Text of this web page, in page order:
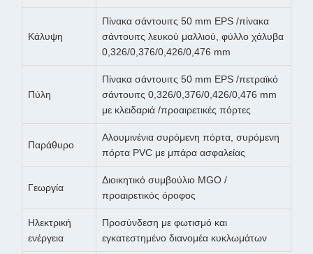
Κάλυψη
Πίνακα σάντουιτς 50 mm EPS /πίνακα
σάντουιτς λευκού μαλλιού, φύλλο χάλυβα
0,326/0,376/0,426/0,476 mm
Πύλη
Πίνακα σάντουιτς 50 mm EPS /πετραϊκό
σάντουιτς 0,326/0,376/0,426/0,476 mm
με κλειδαριά /προαιρετικές πόρτες
Παράθυρο
Αλουμινένια συρόμενη πόρτα, συρόμενη
πόρτα PVC με μπάρα ασφαλείας
Γεωργία
Διοικητικό συμβούλιο MGO /
προαιρετικός όροφος
Ηλεκτρική
ενέργεια
Προσύνδεση με φωτισμό και
εγκατεστημένο διανομέα κυκλωμάτων